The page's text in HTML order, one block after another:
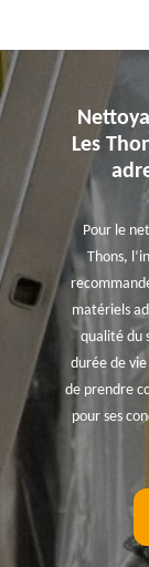
Les
Pour le
Thons,
matériels
qualité du
durée de
de prendre
pour ses